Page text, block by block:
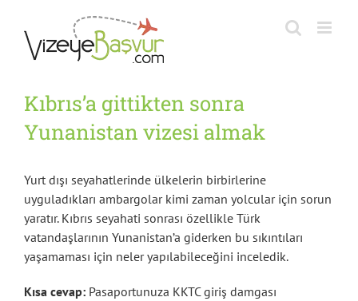
content
Kıbrıs’a gittikten sonra
Yunanistan vizesi almak
Yurt dışı seyahatlerinde ülkelerin birbirlerine
uyguladıkları ambargolar kimi zaman yolcular için sorun
yaratır. Kıbrıs seyahati sonrası özellikle Türk
vatandaşlarının Yunanistan’a giderken bu sıkıntıları
yaşamaması için neler yapılabileceğini inceledik.
Kısa cevap: Pasaportunuza KKTC giriş damgası